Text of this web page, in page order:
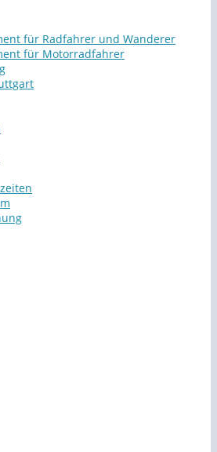
für Radfahrer und Wanderer
für Motorradfahrer